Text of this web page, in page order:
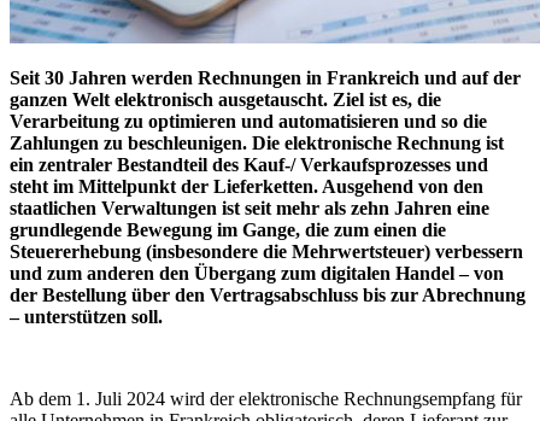
Seit 30 Jahren werden Rechnungen in Frankreich und auf der
ganzen Welt elektronisch ausgetauscht. Ziel ist es, die
Verarbeitung zu optimieren und automatisieren und so die
Zahlungen zu beschleunigen. Die elektronische Rechnung ist
ein zentraler Bestandteil des Kauf-/ Verkaufsprozesses und
steht im Mittelpunkt der Lieferketten. Ausgehend von den
staatlichen Verwaltungen ist seit mehr als zehn Jahren eine
grundlegende Bewegung im Gange, die zum einen die
Steuererhebung (insbesondere die Mehrwertsteuer) verbessern
und zum anderen den Übergang zum digitalen Handel – von
der Bestellung über den Vertragsabschluss bis zur Abrechnung
– unterstützen soll.
Ab dem 1. Juli 2024 wird der elektronische Rechnungsempfang für